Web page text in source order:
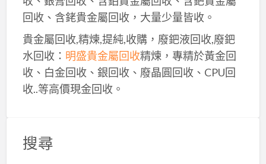
回收、含銠貴金屬回收，大量少量皆收。
貴金屬回收,精煉,提純,收購，廢鈀液回收,廢鈀
水回收： 明盛貴金屬回收精煉，專精於黃金回
收、白金回收、銀回收、廢晶圓回收、CPU回
收..等高價現金回收。
搜尋